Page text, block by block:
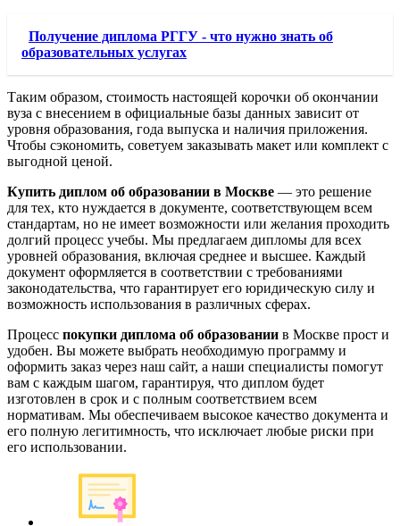
Получение диплома РГГУ - что нужно знать об
образовательных услугах
Таким образом, стоимость настоящей корочки об окончании
вуза с внесением в официальные базы данных зависит от
уровня образования, года выпуска и наличия приложения.
Чтобы сэкономить, советуем заказывать макет или комплект с
выгодной ценой.
Купить диплом об образовании в Москве — это решение
для тех, кто нуждается в документе, соответствующем всем
стандартам, но не имеет возможности или желания проходить
долгий процесс учебы. Мы предлагаем дипломы для всех
уровней образования, включая среднее и высшее. Каждый
документ оформляется в соответствии с требованиями
законодательства, что гарантирует его юридическую силу и
возможность использования в различных сферах.
Процесс покупки диплома об образовании в Москве прост и
удобен. Вы можете выбрать необходимую программу и
оформить заказ через наш сайт, а наши специалисты помогут
вам с каждым шагом, гарантируя, что диплом будет
изготовлен в срок и с полным соответствием всем
нормативам. Мы обеспечиваем высокое качество документа и
его полную легитимность, что исключает любые риски при
его использовании.